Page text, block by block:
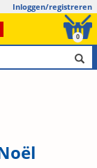
Inloggen/registreren
0